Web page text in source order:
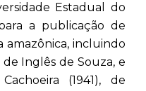
Estadual do
a publicação de
amazônica, incluindo
de Inglês de Souza, e
(1941), de